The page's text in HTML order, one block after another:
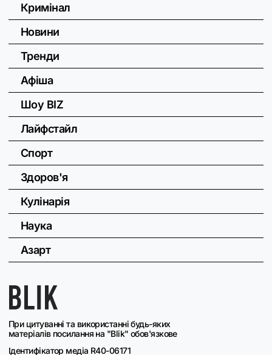
При цитуванні та використанні будь-яких
матеріалів посилання на "Blik" обов'язкове
Ідентифікатор медіа R40-06171
Кримінал
Новини
Тренди
Афіша
Шоу BIZ
Лайфстайл
Спорт
Здоров'я
Кулінарія
Наука
Азарт